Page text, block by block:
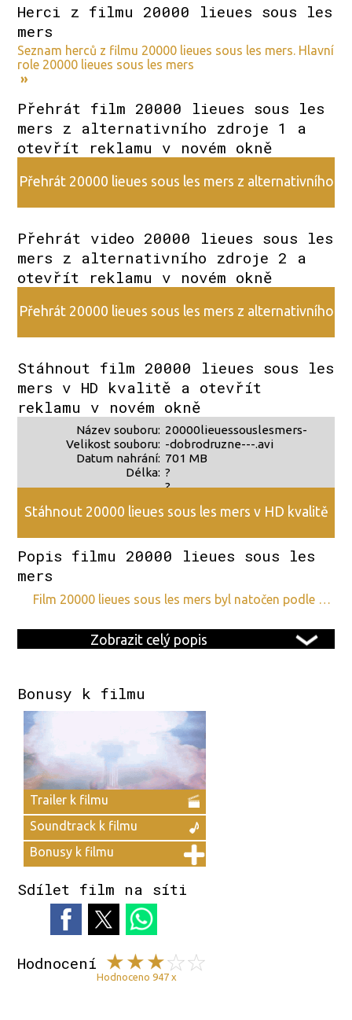
Herci z filmu 20000 lieues sous les
mers
Seznam herců z filmu 20000 lieues sous les mers. Hlavní
role 20000 lieues sous les mers
»
Přehrát film 20000 lieues sous les
mers z alternativního zdroje 1 a
otevřít reklamu v novém okně
Přehrát 20000 lieues sous les mers z alternativního
Přehrát video 20000 lieues sous les
mers z alternativního zdroje 2 a
otevřít reklamu v novém okně
Přehrát 20000 lieues sous les mers z alternativního
Stáhnout film 20000 lieues sous les
mers v HD kvalitě a otevřít
reklamu v novém okně
Název souboru:
Velikost souboru:
Datum nahrání:
Délka:
20000lieuessouslesmers-
-dobrodruzne---.avi
701 MB
?
?
Stáhnout 20000 lieues sous les mers v HD kvalitě
Popis filmu 20000 lieues sous les
mers
film 20000 lieues sous les mers byl natočen podle …
Zobrazit celý popis
Bonusy k filmu
Trailer k filmu
Soundtrack k filmu
Bonusy k filmu
Sdílet film na síti
Hodnocení
Hodnoceno 947 x